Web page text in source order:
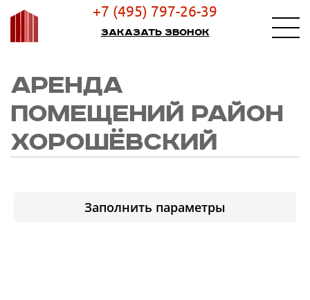
+7 (495) 797-26-39
Заказать звонок
АРЕНДА
ПОМЕЩЕНИЙ РАЙОН
ХОРОШЁВСКИЙ
Заполнить параметры